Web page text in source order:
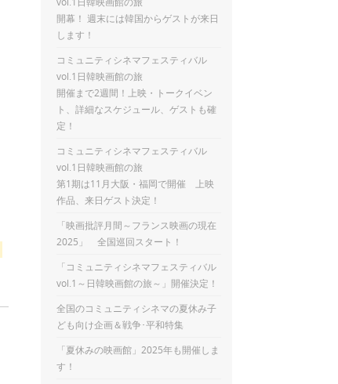
開幕！ 週末には韓国からゲストが来日
します！
コミュニティシネマフェスティバル
vol.1日韓映画館の旅
開催まで2週間！上映・トークイベン
ト、詳細なスケジュール、ゲストも確
定！
コミュニティシネマフェスティバル
vol.1日韓映画館の旅
第1期は11月大阪・福岡で開催 上映
作品、来日ゲスト決定！
「映画批評月間～フランス映画の現在
2025」 全国巡回スタート！
「コミュニティシネマフェスティバル
vol.1～日韓映画館の旅～」開催決定！
全国のコミュニティシネマの夏休み子
ども向け企画＆戦争･平和特集
「夏休みの映画館」2025年も開催しま
す！